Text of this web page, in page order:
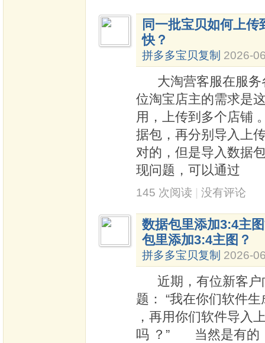
同一批宝贝如何上
快？
拼多多宝贝复制 2026-
大淘营客服在服务
位淘宝店主的需求是
用，上传到多个店铺
据包，再分别导入
对的，但是导入数据
现问题，可以通过
145 次阅读 没有评论
数据包里添加3:4主
包里添加3:4主图？
拼多多宝贝复制 2026-
近期，有位新客户
题： “我在你们软件
，再用你们软件导入
吗 ？” 当然是有的